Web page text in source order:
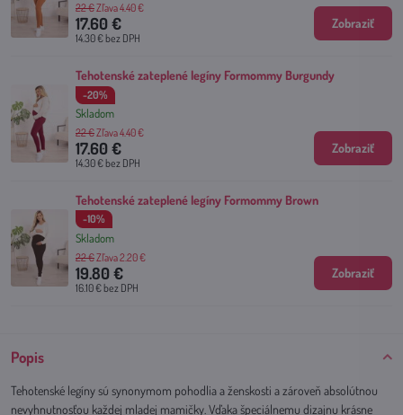
Popis
Tehotenské legíny sú synonymom pohodlia a ženskosti a zároveň absolútnou
nevyhnutnosťou každej mladej mamičky. Vďaka špeciálnemu dizajnu krásne
17.60 €
14.30 €bez DPH
22 €Zľava 4.40 €
Zobraziť
Tehotenské zateplené legíny Formommy Burgundy
-20%
Skladom
17.60 €
14.30 €bez DPH
22 €Zľava 4.40 €
Zobraziť
Tehotenské zateplené legíny Formommy Brown
-10%
Skladom
19.80 €
16.10 €bez DPH
22 €Zľava 2.20 €
Zobraziť